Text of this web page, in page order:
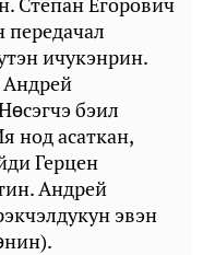
передачал
ичукэнрин.
Андрей
бэил
нод асаткан,
Герцен
Андрей
эвэн